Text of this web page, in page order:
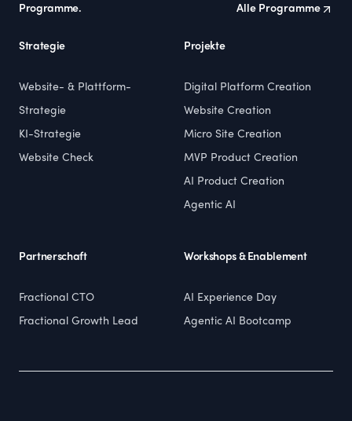
Programme. Alle Programme
Strategie
Website- & Plattform-
Strategie
KI-Strategie
Website Check
Projekte
Digital Platform Creation
Website Creation
Micro Site Creation
MVP Product Creation
AI Product Creation
Agentic AI
Partnerschaft
Fractional CTO
Fractional Growth Lead
Workshops & Enablement
AI Experience Day
Agentic AI Bootcamp